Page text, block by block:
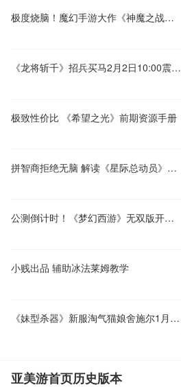
极度烧脑！魔幻手游大作《神魔之战》点燃策略激情
《龙将斩千》招兵买马2月2日10:00震撼开启
极致性价比 《希望之光》前期资源手册
拼智商拒绝无脑 解读《星际总动员》策略玩法
公测倒计时！《梦幻西游》无双版开启即时战斗新篇章
小贱出品 辅助冰法莱姆教学
《妹型杀器》新服淘气猫娘舍施尔1月21日火爆开启
亚美游首页历史版本